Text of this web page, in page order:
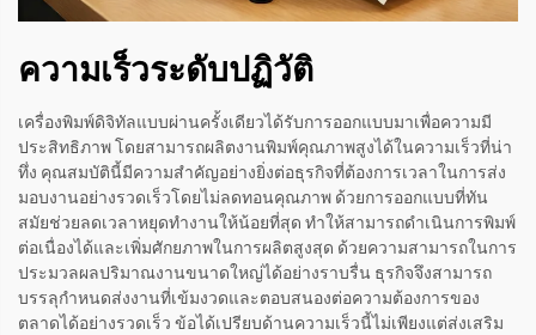
ความเร็วระดับปฏิวัติ
เครื่องพิมพ์ดิจิทัลแบบผ่านครั้งเดียวได้รับการออกแบบมาเพื่อความมี
ประสิทธิภาพ โดยสามารถผลิตงานพิมพ์คุณภาพสูงได้ในความเร็วที่น่า
ทึ่ง คุณสมบัตินี้มีความสำคัญอย่างยิ่งต่อธุรกิจที่ต้องการเวลาในการส่ง
มอบงานอย่างรวดเร็วโดยไม่ลดทอนคุณภาพ ด้วยการออกแบบที่ทัน
สมัยช่วยลดเวลาหยุดทำงานให้น้อยที่สุด ทำให้สามารถดำเนินการพิมพ์
ต่อเนื่องได้และเพิ่มศักยภาพในการผลิตสูงสุด ด้วยความสามารถในการ
ประมวลผลปริมาณงานขนาดใหญ่ได้อย่างราบรื่น ธุรกิจจึงสามารถ
บรรลุกำหนดส่งงานที่เข้มงวดและตอบสนองต่อความต้องการของ
ตลาดได้อย่างรวดเร็ว ข้อได้เปรียบด้านความเร็วนี้ไม่เพียงแต่ส่งเสริม